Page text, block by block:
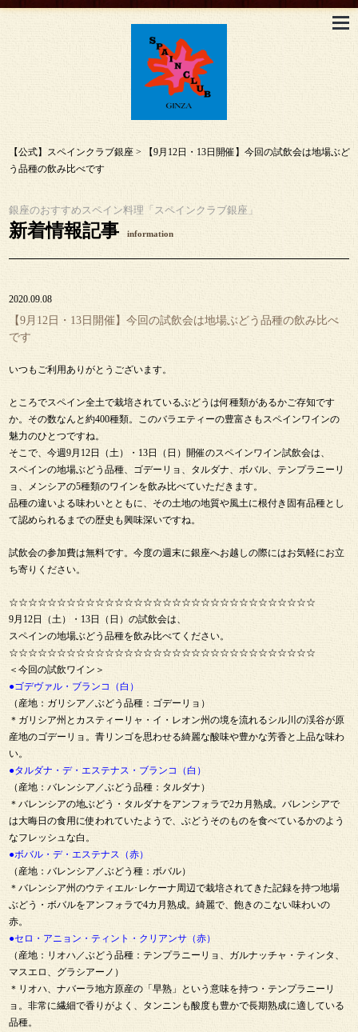
【公式】スペインクラブ銀座 >
【9月12日・13日開催】今回の試飲会は地場ぶど
う品種の飲み比べです
銀座のおすすめスペイン料理「スペインクラブ銀座」
新着情報記事 information
2020.09.08
【9月12日・13日開催】今回の試飲会は地場ぶどう品種の飲み比べ
です
いつもご利用ありがとうございます。
ところでスペイン全土で栽培されているぶどうは何種類があるかご存知です
か。その数なんと約400種類。このバラエティーの豊富さもスペインワインの
魅力のひとつですね。
そこで、今週9月12日（土）・13日（日）開催のスペインワイン試飲会は、
スペインの地場ぶどう品種、ゴデーリョ、タルダナ、ボバル、テンプラニーリ
ョ、メンシアの5種類のワインを飲み比べていただきます。
品種の違いよる味わいとともに、その土地の地質や風土に根付き固有品種とし
て認められるまでの歴史も興味深いですね。
試飲会の参加費は無料です。今度の週末に銀座へお越しの際にはお気軽にお立
ち寄りください。
☆☆☆☆☆☆☆☆☆☆☆☆☆☆☆☆☆☆☆☆☆☆☆☆☆☆☆☆☆☆☆☆
9月12日（土）・13日（日）の試飲会は、
スペインの地場ぶどう品種を飲み比べてください。
☆☆☆☆☆☆☆☆☆☆☆☆☆☆☆☆☆☆☆☆☆☆☆☆☆☆☆☆☆☆☆☆
＜今回の試飲ワイン＞
●ゴデヴァル・ブランコ（白）
（産地：ガリシア／ぶどう品種：ゴデーリョ）
＊ガリシア州とカスティーリャ・イ・レオン州の境を流れるシル川の渓谷が原
産地のゴデーリョ。青リンゴを思わせる綺麗な酸味や豊かな芳香と上品な味わ
い。
●タルダナ・デ・エステナス・ブランコ（白）
（産地：バレンシア／ぶどう品種：タルダナ）
＊バレンシアの地ぶどう・タルダナをアンフォラで2カ月熟成。バレンシアで
は大晦日の食用に使われていたようで、ぶどうそのものを食べているかのよう
なフレッシュな白。
●ボバル・デ・エステナス（赤）
（産地：バレンシア／ぶどう種：ボバル）
＊バレンシア州のウティエル･レケーナ周辺で栽培されてきた記録を持つ地場
ぶどう・ボバルをアンフォラで4カ月熟成。綺麗で、飽きのこない味わいの
赤。
●セロ・アニョン・ティント・クリアンサ（赤）
（産地：リオハ／ぶどう品種：テンプラニーリョ、ガルナッチャ・ティンタ、
マスエロ、グラシアーノ）
＊リオハ、ナバーラ地方原産の「早熟」という意味を持つ・テンプラニーリ
ョ。非常に繊細で香りがよく、タンニンも酸度も豊かで長期熟成に適している
品種。